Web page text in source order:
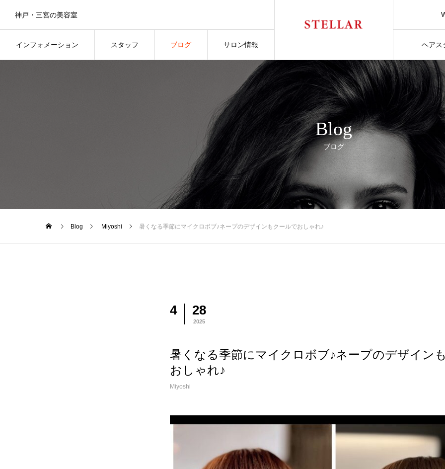
インフォメーション スタッフ ブログ サロン情報 ヘアス
神戸・三宮の美容室
Blog
ブログ
Blog Miyoshi 暑くなる季節にマイクロボブ♪ネープのデザインもクールでおしゃれ♪
4 28
2025
暑くなる季節にマイクロボブ♪ネープのデザイン
おしゃれ♪
Miyoshi